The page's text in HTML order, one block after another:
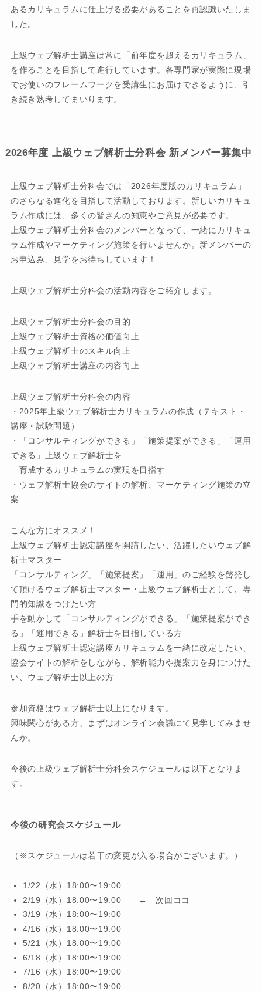
あるカリキュラムに仕上げる必要があることを再認識いたしま
した。
上級ウェブ解析士講座は常に「前年度を超えるカリキュラム」
を作ることを目指して進行しています。各専門家が実際に現場
でお使いのフレームワークを受講生にお届けできるように、引
き続き熟考してまいります。
2026年度 上級ウェブ解析士分科会 新メンバー募集中
上級ウェブ解析士分科会では「2026年度版のカリキュラム」
のさらなる進化を目指して活動しております。新しいカリキュ
ラム作成には、多くの皆さんの知恵やご意見が必要です。
上級ウェブ解析士分科会のメンバーとなって、一緒にカリキュ
ラム作成やマーケティング施策を行いませんか。新メンバーの
お申込み、見学をお待ちしています！
上級ウェブ解析士分科会の活動内容をご紹介します。
上級ウェブ解析士分科会の目的
上級ウェブ解析士資格の価値向上
上級ウェブ解析士のスキル向上
上級ウェブ解析士講座の内容向上
上級ウェブ解析士分科会の内容
・2025年上級ウェブ解析士カリキュラムの作成（テキスト・
講座・試験問題）
・「コンサルティングができる」「施策提案ができる」「運用
できる」上級ウェブ解析士を
育成するカリキュラムの実現を目指す
・ウェブ解析士協会のサイトの解析、マーケティング施策の立
案
こんな方にオススメ！
上級ウェブ解析士認定講座を開講したい、活躍したいウェブ解
析士マスター
「コンサルティング」「施策提案」「運用」のご経験を啓発し
て頂けるウェブ解析士マスター・上級ウェブ解析士として、専
門的知識をつけたい方
手を動かして「コンサルティングができる」「施策提案ができ
る」「運用できる」解析士を目指している方
上級ウェブ解析士認定講座カリキュラムを一緒に改定したい、
協会サイトの解析をしながら、解析能力や提案力を身につけた
い、ウェブ解析士以上の方
参加資格はウェブ解析士以上になります。
興味関心がある方、まずはオンライン会議にて見学してみませ
んか。
今後の上級ウェブ解析士分科会スケジュールは以下となりま
す。
今後の研究会スケジュール
（※スケジュールは若干の変更が入る場合がございます。）
1/22（水）18:00〜19:00
2/19（水）18:00〜19:00 ← 次回ココ
3/19（水）18:00〜19:00
4/16（水）18:00〜19:00
5/21（水）18:00〜19:00
6/18（水）18:00〜19:00
7/16（水）18:00〜19:00
8/20（水）18:00〜19:00